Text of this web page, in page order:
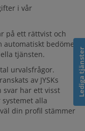
Lediga
i vår
på ett rättvist och
bedömer
tjänsten.
urvalsfrågor.
av JYSKs
svar har ett visst
alla
din profil stämmer